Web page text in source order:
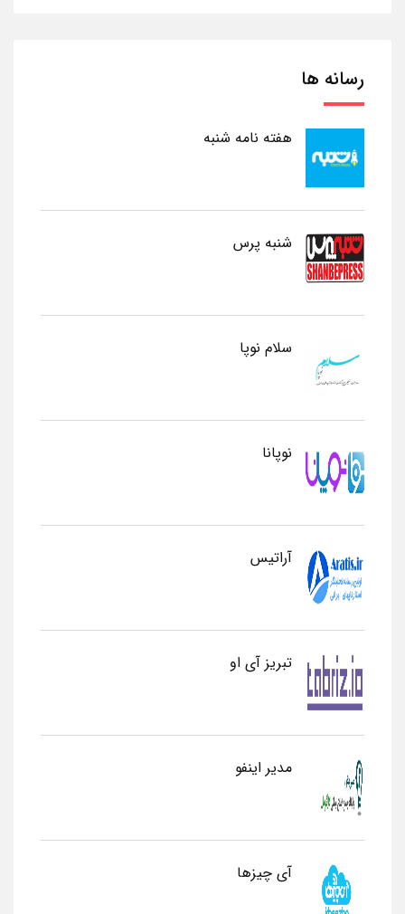
رسانه ها
هفته نامه شنبه
شنبه پرس
سلام نوپا
نوپانا
آراتیس
تبریز آی او
مدیر اینفو
آی چیزها